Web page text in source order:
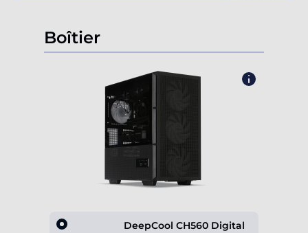
Boîtier
DeepCool CH560 Digital